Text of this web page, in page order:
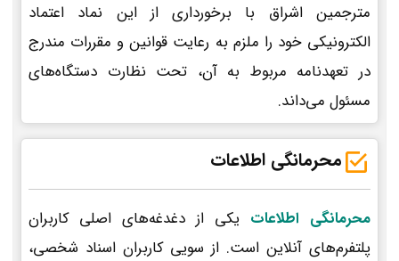
مترجمین اشراق با برخورداری از این نماد اعتماد
الکترونیکی خود را ملزم به رعایت قوانین و مقررات مندرج
در تعهدنامه مربوط به آن، تحت نظارت دستگاه‌های
مسئول می‌داند.
محرمانگی اطلاعات
محرمانگی اطلاعات یکی از دغدغه‌های اصلی کاربران
پلتفرم‌های آنلاین است. از سویی کاربران اسناد شخصی،